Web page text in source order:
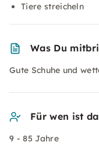
Tiere streicheln
Was Du
Gute Schuhe und
Für wen ist
9 - 85 Jahre